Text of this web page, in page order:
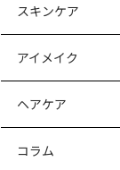
スキンケア
アイメイク
ヘアケア
コラム